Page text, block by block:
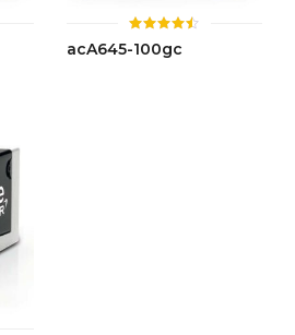
ให้
คะแนน
acA645-100gc